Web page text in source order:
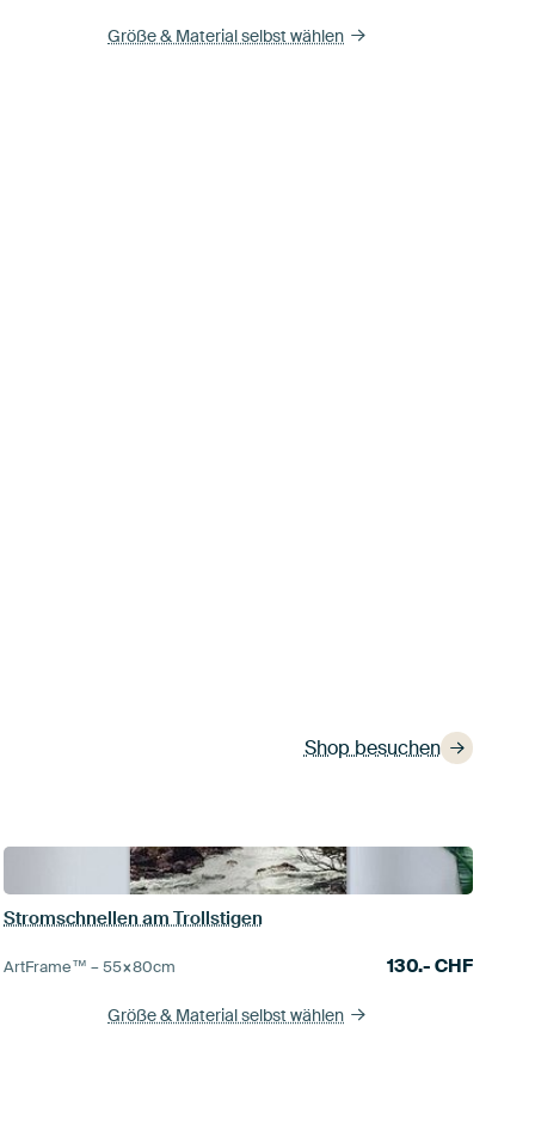
Größe & Material selbst wählen
Shop besuchen
Stromschnellen am Trollstigen
ArtFrame™ –55×80cm 130.- CHF
Größe & Material selbst wählen